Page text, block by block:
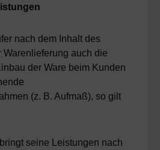
nach dem Inhalt des
Warenlieferung auch die
der Ware beim Kunden
(z. B. Aufmaß), so gilt
seine Leistungen nach